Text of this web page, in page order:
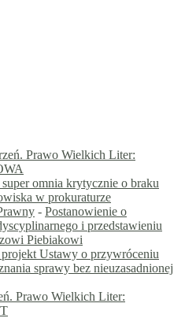
Prawo Wielkich Liter:
omnia krytycznie o braku
w prokuraturze
- Postanowienie o
i przedstawieniu
Piebiakowi
Ustawy o przywróceniu
sprawy bez nieuzasadnionej
Prawo Wielkich Liter: